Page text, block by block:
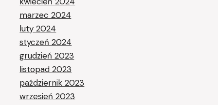
marzec 2024
luty 2024
styczeń 2024
grudzień 2023
listopad 2023
październik 2023
wrzesień 2023